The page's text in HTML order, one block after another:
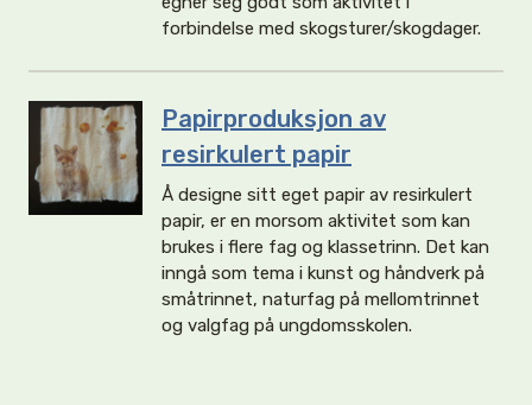
forbindelse med skogsturer/skogdager.
Papirproduksjon av
resirkulert papir
Å designe sitt eget papir av resirkulert
papir, er en morsom aktivitet som kan
brukes i flere fag og klassetrinn. Det kan
inngå som tema i kunst og håndverk på
småtrinnet, naturfag på mellomtrinnet
og valgfag på ungdomsskolen.